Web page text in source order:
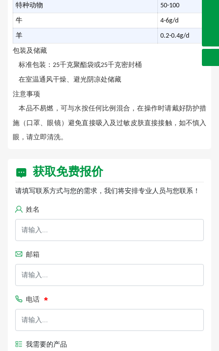
特种动物
50-100
牛
4-6g/d
羊
0.2-0.4g/d
包装及储藏
标准包装： 25千克聚酯袋或25千克密封桶
在室温通风干燥、避光阴凉处储藏
注意事项
本品不易燃，可与水按任何比例混合，在操作时请戴好防护措
施（口罩、眼镜）避免直接吸入及过敏皮肤直接接触，如不慎入
眼，请立即清洗。
获取免费报价
请填写联系方式与您的需求，我们将安排专业人员与您联系！
姓名
邮箱
电话
我需要的产品
0632-8999286
0632-8999191
0632-8999262